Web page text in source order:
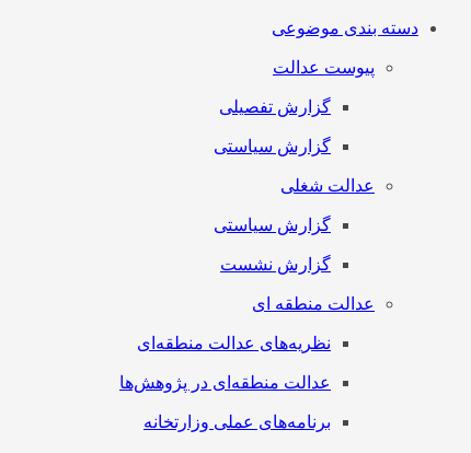
دسته بندی موضوعی
پیوست عدالت
گزارش تفصیلی
گزارش سیاستی
عدالت شغلی
گزارش سیاستی
گزارش نشست
عدالت منطقه ای
نظریه‌های عدالت منطقه‌ای
عدالت منطقه‌ای در پژوهش‌ها
برنامه‌های عملی وزارتخانه